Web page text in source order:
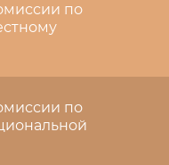
по
по